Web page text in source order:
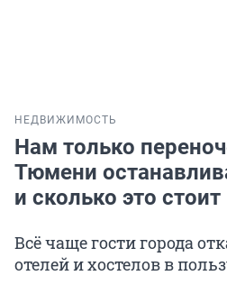
НЕДВИЖИМОСТЬ
Нам только
Тюмени
и сколько это стоит
Всё чаще гости города
отелей и хостелов в